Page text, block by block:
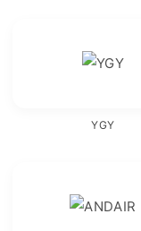
YGY